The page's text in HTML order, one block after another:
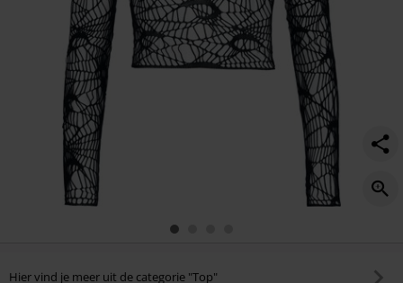
Hier vind je meer uit de categorie "Top"